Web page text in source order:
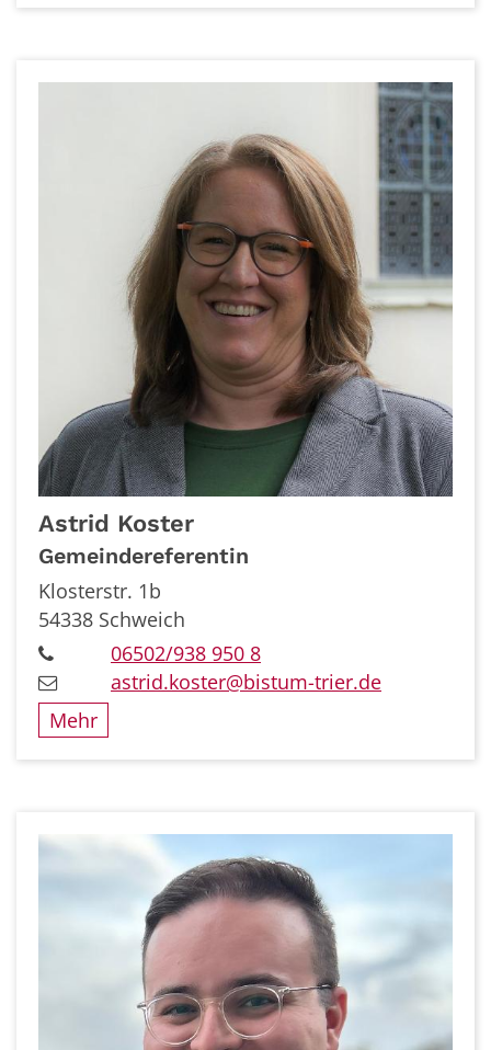
Astrid Koster
Gemeindereferentin
Klosterstr. 1b
54338 Schweich
06502/938 950 8
astrid.koster@bistum-trier.de
Mehr